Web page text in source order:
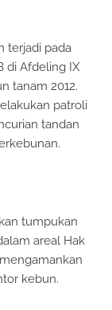
terjadi pada
di Afdeling IX
tanam 2012.
patroli
tandan
tumpukan
areal Hak
kebun.